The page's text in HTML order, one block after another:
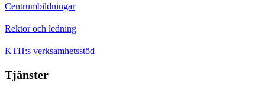
Centrumbildningar
Rektor och ledning
KTH:s verksamhetsstöd
Tjänster